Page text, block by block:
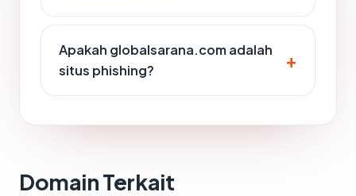
Apakah globalsarana.com adalah
situs phishing?
Domain Terkait